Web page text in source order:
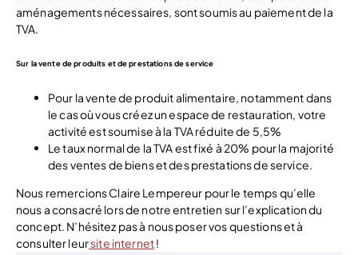
aménagements nécessaires, sont soumis au paiement de la
TVA.
Sur la vente de produits et de prestations de service
Pour la vente de produit alimentaire, notamment dans
le cas où vous créez un espace de restauration, votre
activité est soumise à la TVA réduite de 5,5%
Le taux normal de la TVA est fixé à 20% pour la majorité
des ventes de biens et des prestations de service.
Nous remercions Claire Lempereur pour le temps qu’elle
nous a consacré lors de notre entretien sur l’explication du
concept. N’hésitez pas à nous poser vos questions et à
consulter leursite internet!